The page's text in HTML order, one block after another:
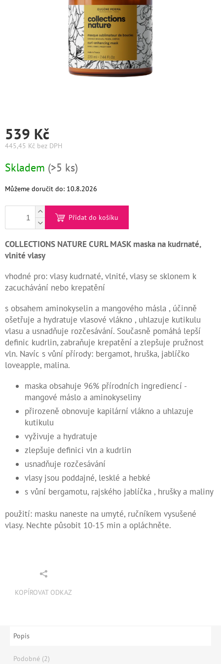
K-
Max
Olaplex
Pomůcky
Měna
Přihlášení
539 Kč
445,45 Kč bez DPH
cena:
Skladem (>5 ks)
Můžeme doručit do: 10.8.2026
Přidat do košíku
COLLECTIONS NATURE CURL MASK maska na kudrnaté,
vlnité vlasy
vhodné pro: vlasy kudrnaté, vlnité, vlasy se sklonem k
zacuchávání nebo krepatění
s obsahem aminokyselin a mangového másla , účinně
ošetřuje a hydratuje vlasové vlákno , uhlazuje kutikulu
vlasu a usnadňuje rozčesávání. Současně pomáhá lepší
definic kudrlin, zabraňuje krepatění a zlepšuje pružnost
vln. Navíc s vůní přírody: bergamot, hruška, jablíčko
loveapple, malina.
maska obsahuje 96% přírodních ingrediencí -
mangové máslo a aminokyseliny
přirozeně obnovuje kapilární vlákno a uhlazuje
kutikulu
vyživuje a hydratuje
zlepšuje definici vln a kudrlin
usnadňuje rozčesávání
vlasy jsou poddajné, lesklé a hebké
s vůní bergamotu, rajského jablíčka , hrušky a maliny
použití: masku naneste na umyté, ručníkem vysušené
vlasy. Nechte působit 10-15 min a opláchněte.
KOPÍROVAT ODKAZ
Popis
Podobné (2)